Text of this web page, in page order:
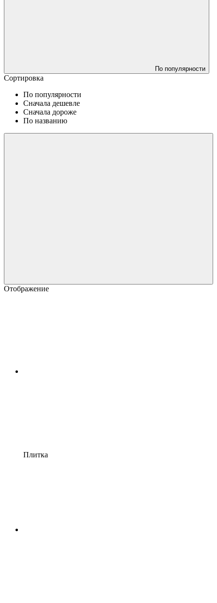
По популярности
Сортировка
По популярности
Сначала дешевле
Сначала дороже
По названию
Отображение
Плитка